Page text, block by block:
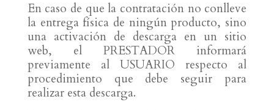
En caso de que la contratación no conlleve
la entrega física de ningún producto, sino
una activación de descarga en un sitio
web, el PRESTADOR informará
previamente al USUARIO respecto al
procedimiento que debe seguir para
realizar esta descarga.